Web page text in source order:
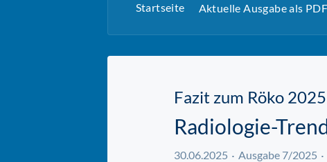
Startseite Aktuelle Ausgabe als PDF
Fazit zum Röko 2025
Radiologie-
30.06.2025 Ausgabe 7/2025